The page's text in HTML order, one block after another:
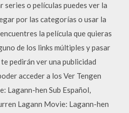
o películas puedes ver la
por las categorías o usar la
la película que quieras
de los links múltiples y pasar
pedirán ver una publicidad
acceder a los Ver Tengen
Lagann-hen Sub Español,
Lagann Movie: Lagann-hen